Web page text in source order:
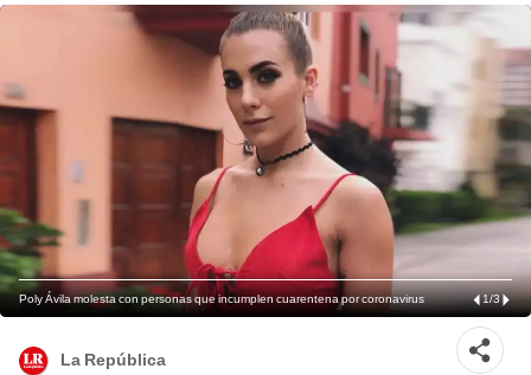
Poly Ávila molesta con personas que incumplen cuarentena por coronavirus 1/3
La República